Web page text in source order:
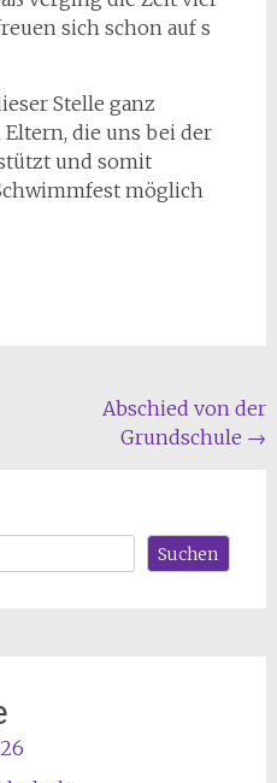
sich schon auf s
Stelle ganz
die uns bei der
und somit
möglich
Abschied von der
Grundschule →
Suchen